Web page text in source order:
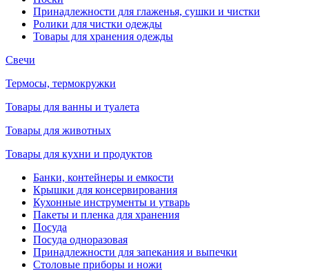
Принадлежности для глаженья, сушки и чистки
Ролики для чистки одежды
Товары для хранения одежды
Свечи
Термосы, термокружки
Товары для ванны и туалета
Товары для животных
Товары для кухни и продуктов
Банки, контейнеры и емкости
Крышки для консервирования
Кухонные инструменты и утварь
Пакеты и пленка для хранения
Посуда
Посуда одноразовая
Принадлежности для запекания и выпечки
Столовые приборы и ножи